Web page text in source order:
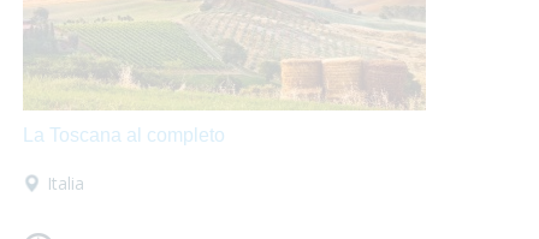
La Toscana al completo
Italia